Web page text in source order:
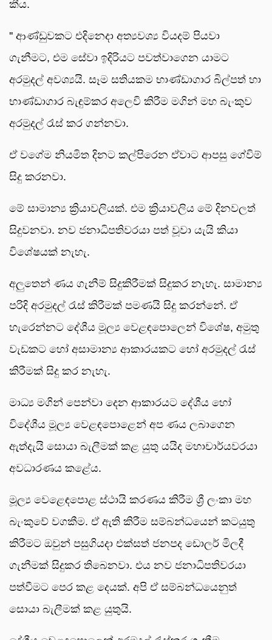
කීය.
'' ආණ්ඩුවකට එදිනෙදා අත්‍යවශ්‍ය වියදම් පියවා
ගැනීමට, එම සේවා ඉදිරියට පවත්වාගෙන යාමට
අරමුදල් අවශ්‍යයි. සෑම සතියකම භාණ්ඩාගාර බිල්පත් හා
භාණ්ඩාගාර බැඳුම්කර අලෙවි කිරීම මගින් මහ බැංකුව
අරමුදල් රැස් කර ගන්නවා.
ඒ වගේම නියමිත දිනට කල්පිරෙන ඒවාට ආපසු ගේවිම්
සිදු කරනවා.
මේ සාමාන්‍ය ක්‍රියාවලියක්. එම ක්‍රියාවලිය මේ දිනවලත්
සිදුවනවා. නව ජනාධිපතිවරයා පත් වූවා යැයි කියා
විශේෂයක් නැහැ.
අලුතෙන් ණය ගැනීම් සිදුකිරීමක් සිදුකර නැහැ. සාමාන්‍ය
පරිදි අරමුදල් රැස් කිරීමක් පමණයි සිදු කරන්නේ. ඒ
හැරෙන්නට දේශීය මූල්‍ය වෙළඳපොලෙන් විශේෂ, අමුතු
වැඩකට හෝ අසාමාන්‍ය ආකාරයකට හෝ අරමුදල් රැස්
කිරීමක් සිදු කර නැහැ.
මාධ්‍ය මගින් පෙන්වා දෙන ආකාරයට දේශීය හෝ
විදේශීය මූල්‍ය වෙළඳපොළෙන් අප ණය ලබාගෙන
ඇත්දැයි සොයා බැලීමක් කළ යුතු යයිද මහාචාර්යවරයා
අවධාරණය කළේය.
මූල්‍ය වෙළෙඳපොළ ස්ථායි කරණය කිරීම ශ්‍රී ලංකා මහ
බැංකුවේ වගකීම. ඒ ඇති කිරීම සම්බන්ධයෙන් කටයුතු
කිරීමට ඔවුන් පසුගියදා එක්සත් ජනපද ඩොලර් මිලදී
ගැනීමක් සිදුකර තිබෙනවා. එය නව ජනාධිපතිවරයා
පත්වීමට පෙර කළ දෙයක්. අපි ඒ සම්බන්ධයෙනුත්
සොයා බැලීමක් කළ යුතුයි.